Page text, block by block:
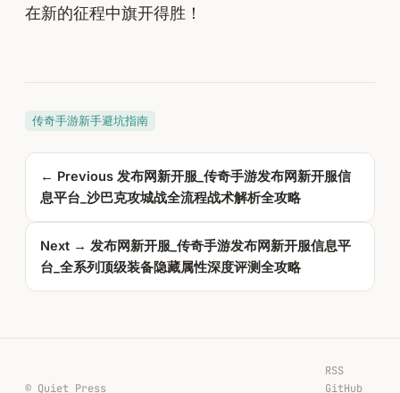
在新的征程中旗开得胜！
传奇手游新手避坑指南
← Previous 发布网新开服_传奇手游发布网新开服信
息平台_沙巴克攻城战全流程战术解析全攻略
Next → 发布网新开服_传奇手游发布网新开服信息平
台_全系列顶级装备隐藏属性深度评测全攻略
© Quiet Press
RSS
GitHub